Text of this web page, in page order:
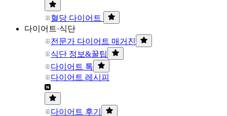
혈당 다이어트
다이어트·식단
전문가 다이어트 매거진
식단 정보&꿀팁
다이어트 톡
다이어트 레시피
다이어트 후기